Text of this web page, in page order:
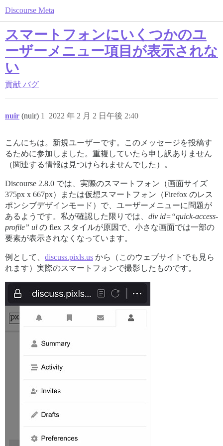
Discourse Meta
スマートフォンにいくつかのユ
ーザーメニュー項目が表示されな
い
貢献 バグ
nuir (nuir) 2022 年 2 月 2 日午後 2:40
1
こんにちは。新規ユーザーです。このメッセージを投稿す
るために参加しました。重複していたら申し訳ありません
（関連する情報は見つけられませんでした）。
Discourse 2.8.0 では、実際のスマートフォン（画面サイズ
375px x 667px）または仮想スマートフォン（Firefox のレス
ポンシブデザインモード）で、ユーザーメニューに問題が
あるようです。私が確認した限りでは、 div id=“quick-access-
profile” ul の flex スタイルが原因で、小さな画面では一部の
要素が表示されなくなっています。
例として、 discuss.pixls.us から（このウェブサイトでも見ら
れます）実際のスマートフォンで撮影したものです。